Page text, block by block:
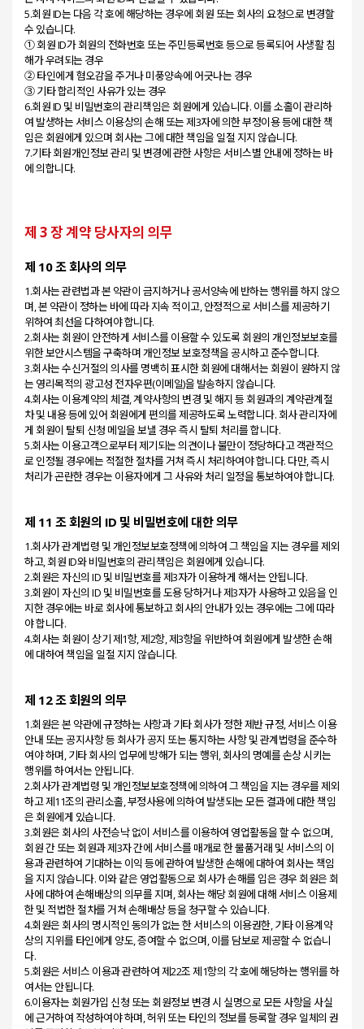
5.회원 ID는 다음 각 호에 해당하는 경우에 회원 또는 회사의 요청으로 변경할
수 있습니다.
① 회원 ID가 회원의 전화번호 또는 주민등록번호 등으로 등록되어 사생활 침
해가 우려되는 경우
② 타인에게 혐오감을 주거나 미풍양속에 어긋나는 경우
③ 기타 합리적인 사유가 있는 경우
6.회원 ID 및 비밀번호의 관리책임은 회원에게 있습니다. 이를 소홀이 관리하
여 발생하는 서비스 이용상의 손해 또는 제3자에 의한 부정이용 등에 대한 책
임은 회원에게 있으며 회사는 그에 대한 책임을 일절 지지 않습니다.
7.기타 회원개인정보 관리 및 변경에 관한 사항은 서비스별 안내에 정하는 바
제 3 장 계약 당사자의 의무
제 10 조 회사의 의무
1.회사는 관련법과 본 약관이 금지하거나 공서양속에 반하는 행위를 하지 않으
며, 본 약관이 정하는 바에 따라 지속 적이고, 안정적으로 서비스를 제공하기
위하여 최선을 다하여야 합니다.
2.회사는 회원이 안전하게 서비스를 이용할 수 있도록 회원의 개인정보보호를
위한 보안시스템을 구축하며 개인정보 보호정책을 공시하고 준수합니다.
3.회사는 수신거절의 의사를 명백히 표시한 회원에 대해서는 회원이 원하지 않
는 영리목적의 광고성 전자우편(이메일)을 발송하지 않습니다.
4.회사는 이용계약의 체결, 계약사항의 변경 및 해지 등 회원과의 계약관계절
차 및 내용 등에 있어 회원에게 편의를 제공하도록 노력합니다. 회사 관리자에
게 회원이 탈퇴 신청 메일을 보낼 경우 즉시 탈퇴 처리를 합니다.
5.회사는 이용고객으로부터 제기되는 의견이나 불만이 정당하다고 객관적으
로 인정될 경우에는 적절한 절차를 거쳐 즉시 처리하여야 합니다. 다만, 즉시
제 11 조 회원의 ID 및 비밀번호에 대한 의무
1.회사가 관계법령 및 개인정보보호정책에 의하여 그 책임을 지는 경우를 제외
하고, 회원 ID와 비밀번호의 관리책임은 회원에게 있습니다.
2.회원은 자신의 ID 및 비밀번호를 제3자가 이용하게 해서는 안됩니다.
3.회원이 자신의 ID 및 비밀번호를 도용 당하거나 제3자가 사용하고 있음을 인
지한 경우에는 바로 회사에 통보하고 회사의 안내가 있는 경우에는 그에 따라
야 합니다.
4.회사는 회원이 상기 제1항, 제2항, 제3항을 위반하여 회원에게 발생한 손해
제 12 조 회원의 의무
1.회원은 본 약관에 규정하는 사항과 기타 회사가 정한 제반 규정, 서비스 이용
안내 또는 공지사항 등 회사가 공지 또는 통지하는 사항 및 관계법령을 준수하
여야 하며, 기타 회사의 업무에 방해가 되는 행위, 회사의 명예를 손상 시키는
행위를 하여서는 안됩니다.
2.회사가 관계법령 및 개인정보보호정책에 의하여 그 책임을 지는 경우를 제외
하고 제11조의 관리소홀, 부정사용에 의하여 발생되는 모든 결과에 대한 책임
은 회원에게 있습니다.
3.회원은 회사의 사전승낙 없이 서비스를 이용하여 영업활동을 할 수 없으며,
회원 간 또는 회원과 제3자 간에 서비스를 매개로 한 물품거래 및 서비스의 이
용과 관련하여 기대하는 이익 등에 관하여 발생한 손해에 대하여 회사는 책임
을 지지 않습니다. 이와 같은 영업활동으로 회사가 손해를 입은 경우 회원은 회
사에 대하여 손해배상의 의무를 지며, 회사는 해당 회원에 대해 서비스 이용제
한 및 적법한 절차를 거쳐 손해배상 등을 청구할 수 있습니다.
4.회원은 회사의 명시적인 동의가 없는 한 서비스의 이용권한, 기타 이용계약
상의 지위를 타인에게 양도, 증여할 수 없으며, 이를 담보로 제공할 수 없습니
다.
5.회원은 서비스 이용과 관련하여 제22조 제1항의 각 호에 해당하는 행위를 하
여서는 안됩니다.
6.이용자는 회원가입 신청 또는 회원정보 변경 시 실명으로 모든 사항을 사실
에 근거하여 작성하여야 하며, 허위 또는 타인의 정보를 등록할 경우 일체의 권